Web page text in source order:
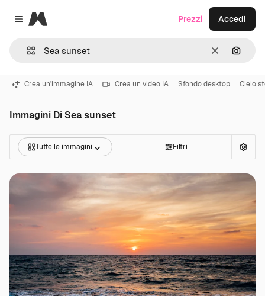
Close menu
Magnific
CancellaCerca
Prezzi Accedi
Crea un'immagine IA Crea un video IA Sfondo desktop Cielo
Immagini Di Sea sunset
Tutte le immagini Filtri